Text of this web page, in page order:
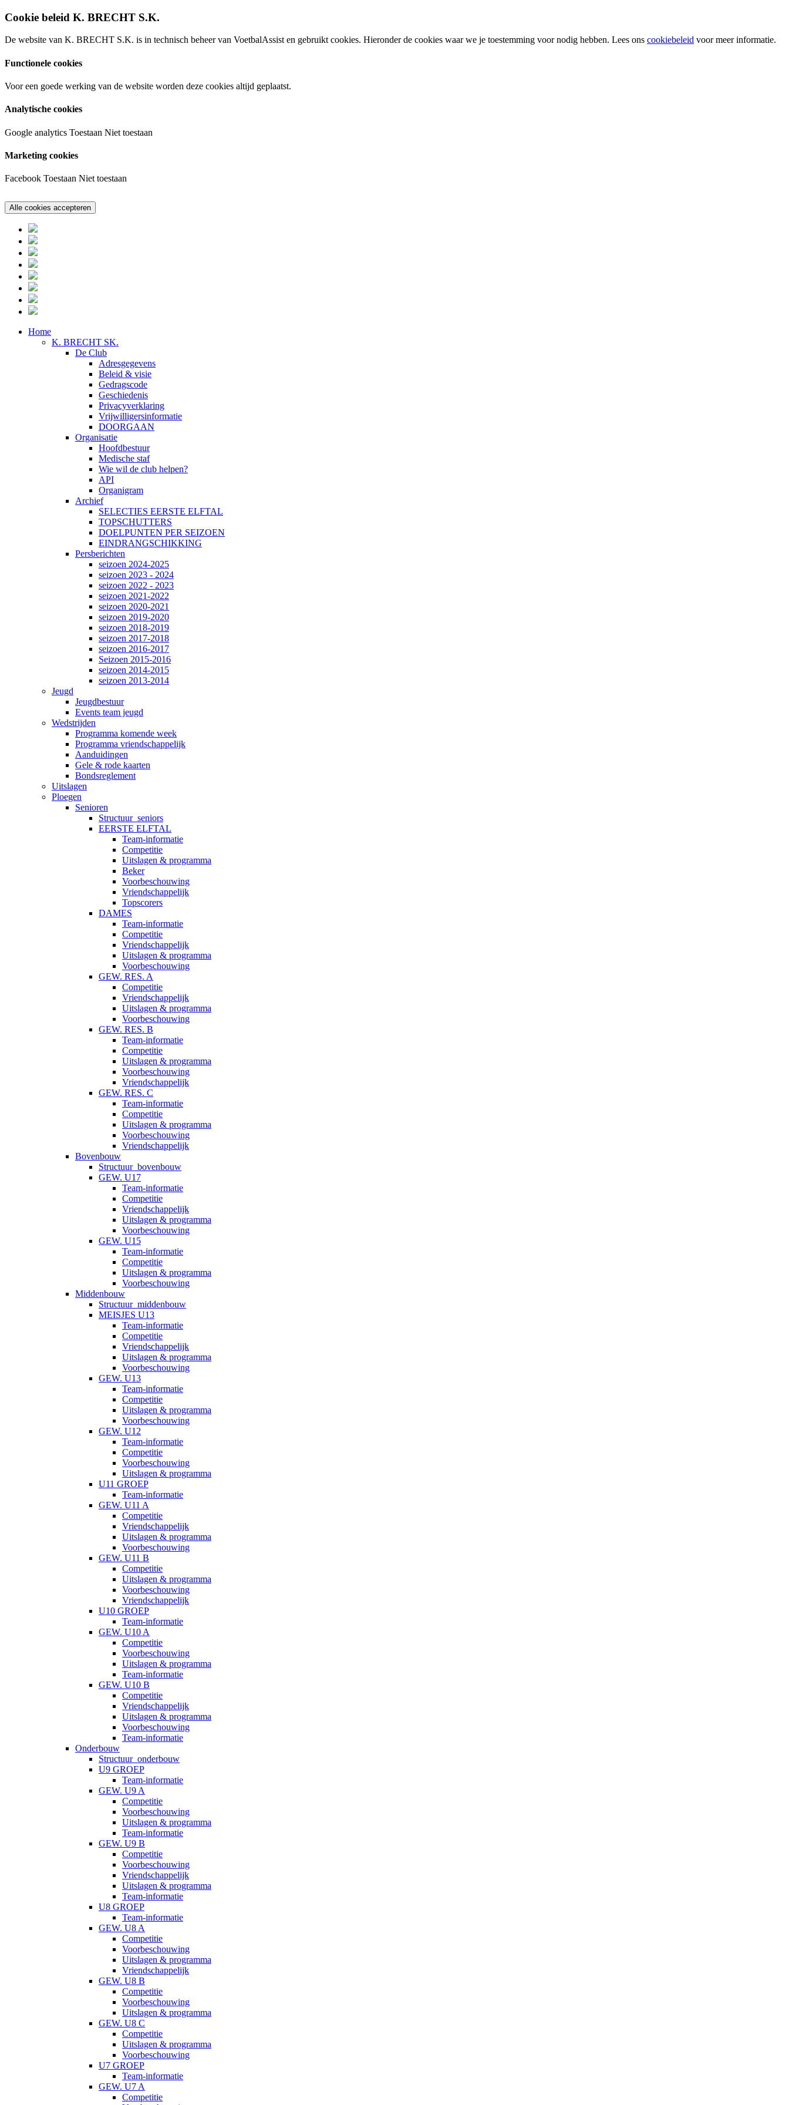
Cookie beleid K. BRECHT S.K.
De website van K. BRECHT S.K. is in technisch beheer van VoetbalAssist en gebruikt cookies. Hieronder de cookies waar we je toestemming voor nodig hebben. Lees ons cookiebeleid voor meer informatie.
Functionele cookies
Voor een goede werking van de website worden deze cookies altijd geplaatst.
Analytische cookies
Google analytics Toestaan Niet toestaan
Marketing cookies
Facebook Toestaan Niet toestaan
Home
K. BRECHT SK.
De Club
Adresgegevens
Beleid & visie
Gedragscode
Geschiedenis
Privacyverklaring
Vrijwilligersinformatie
DOORGAAN
Organisatie
Hoofdbestuur
Medische staf
Wie wil de club helpen?
API
Organigram
Archief
SELECTIES EERSTE ELFTAL
TOPSCHUTTERS
DOELPUNTEN PER SEIZOEN
EINDRANGSCHIKKING
Persberichten
seizoen 2024-2025
seizoen 2023 - 2024
seizoen 2022 - 2023
seizoen 2021-2022
seizoen 2020-2021
seizoen 2019-2020
seizoen 2018-2019
seizoen 2017-2018
seizoen 2016-2017
Seizoen 2015-2016
seizoen 2014-2015
seizoen 2013-2014
Jeugd
Jeugdbestuur
Events team jeugd
Wedstrijden
Programma komende week
Programma vriendschappelijk
Aanduidingen
Gele & rode kaarten
Bondsreglement
Uitslagen
Ploegen
Senioren
Structuur_seniors
EERSTE ELFTAL
Team-informatie
Competitie
Uitslagen & programma
Beker
Voorbeschouwing
Vriendschappelijk
Topscorers
DAMES
Team-informatie
Competitie
Vriendschappelijk
Uitslagen & programma
Voorbeschouwing
GEW. RES. A
Competitie
Vriendschappelijk
Uitslagen & programma
Voorbeschouwing
GEW. RES. B
Team-informatie
Competitie
Uitslagen & programma
Voorbeschouwing
Vriendschappelijk
GEW. RES. C
Team-informatie
Competitie
Uitslagen & programma
Voorbeschouwing
Vriendschappelijk
Bovenbouw
Structuur_bovenbouw
GEW. U17
Team-informatie
Competitie
Vriendschappelijk
Uitslagen & programma
Voorbeschouwing
GEW. U15
Team-informatie
Competitie
Uitslagen & programma
Voorbeschouwing
Middenbouw
Structuur_middenbouw
MEISJES U13
Team-informatie
Competitie
Vriendschappelijk
Uitslagen & programma
Voorbeschouwing
GEW. U13
Team-informatie
Competitie
Uitslagen & programma
Voorbeschouwing
GEW. U12
Team-informatie
Competitie
Voorbeschouwing
Uitslagen & programma
U11 GROEP
Team-informatie
GEW. U11 A
Competitie
Vriendschappelijk
Uitslagen & programma
Voorbeschouwing
GEW. U11 B
Competitie
Uitslagen & programma
Voorbeschouwing
Vriendschappelijk
U10 GROEP
Team-informatie
GEW. U10 A
Competitie
Voorbeschouwing
Uitslagen & programma
Team-informatie
GEW. U10 B
Competitie
Vriendschappelijk
Uitslagen & programma
Voorbeschouwing
Team-informatie
Onderbouw
Structuur_onderbouw
U9 GROEP
Team-informatie
GEW. U9 A
Competitie
Voorbeschouwing
Uitslagen & programma
Team-informatie
GEW. U9 B
Competitie
Voorbeschouwing
Vriendschappelijk
Uitslagen & programma
Team-informatie
U8 GROEP
Team-informatie
GEW. U8 A
Competitie
Voorbeschouwing
Uitslagen & programma
Vriendschappelijk
GEW. U8 B
Competitie
Voorbeschouwing
Uitslagen & programma
GEW. U8 C
Competitie
Uitslagen & programma
Voorbeschouwing
U7 GROEP
Team-informatie
GEW. U7 A
Competitie